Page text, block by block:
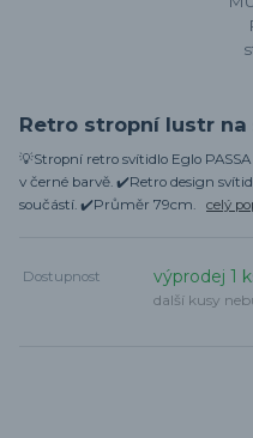
Retro stropní lustr na
💡Stropní retro svítidlo Eglo
v černé barvě. ✔️Retro design
součástí. ✔️Průměr 79cm. celý
Dostupnost výprodej 1
další kusy